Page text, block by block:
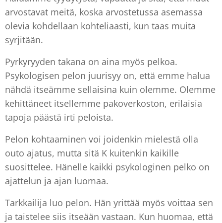
arvostavat meitä, koska arvostetussa asemassa
olevia kohdellaan kohteliaasti, kun taas muita
syrjitään.
Pyrkyryyden takana on aina myös pelkoa.
Psykologisen pelon juurisyy on, että emme halua
nähdä itseämme sellaisina kuin olemme. Olemme
kehittäneet itsellemme pakoverkoston, erilaisia
tapoja päästä irti peloista.
Pelon kohtaaminen voi joidenkin mielestä olla
outo ajatus, mutta sitä K kuitenkin kaikille
suosittelee. Hänelle kaikki psykologinen pelko on
ajattelun ja ajan luomaa.
Tarkkailija luo pelon. Hän yrittää myös voittaa sen
ja taistelee siis itseään vastaan. Kun huomaa, että